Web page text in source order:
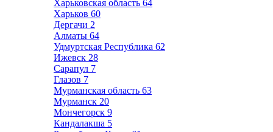
Харьковская область 64
Харьков 60
Дергачи 2
Алматы 64
Удмуртская Республика 62
Ижевск 28
Сарапул 7
Глазов 7
Мурманская область 63
Мурманск 20
Мончегорск 9
Кандалакша 5